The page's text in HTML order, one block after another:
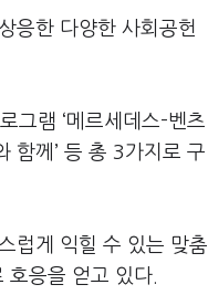
응한 다양한 사회공헌
그램 ‘메르세데스-벤츠
함께’ 등 총 3가지로 구
럽게 익힐 수 있는 맞춤
응을 얻고 있다.